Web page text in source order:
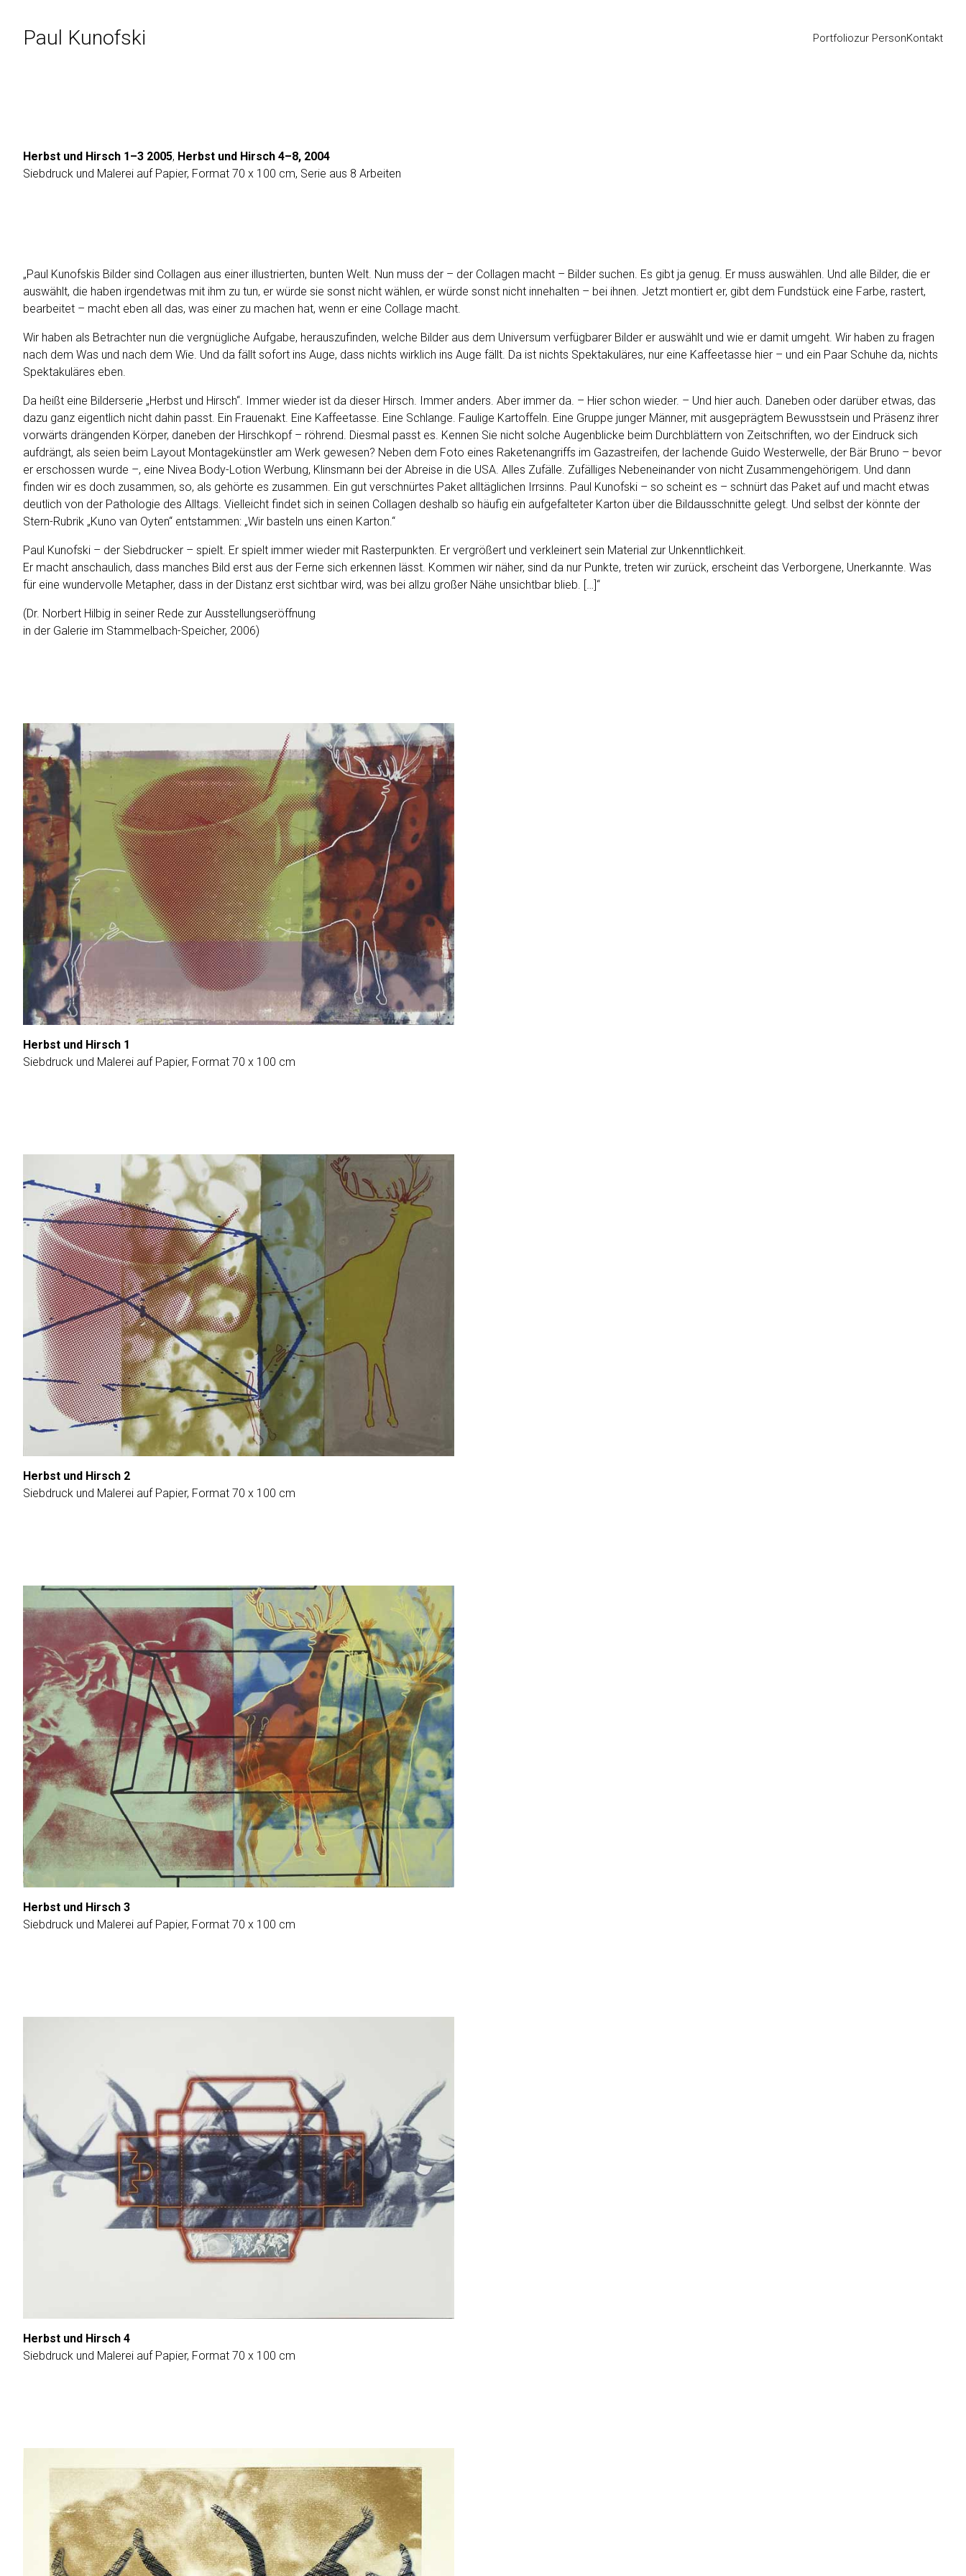
ContentPaul Kunofski Portfoliozur PersonKontakt
Herbst und Hirsch 1–3 2005, Herbst und Hirsch 4–8, 2004
Siebdruck und Malerei auf Papier, Format 70 x 100 cm, Serie aus 8 Arbeiten
„Paul Kunofskis Bilder sind Collagen aus einer ­illustrierten, bunten Welt. Nun muss der – der ­Collagen macht – Bilder suchen. Es gibt ja genug. Er muss auswählen. Und alle Bilder, die er
auswählt, die haben irgendetwas mit ihm zu tun, er würde sie sonst nicht wählen, er würde sonst nicht innehalten – bei ihnen. Jetzt montiert er, gibt dem Fundstück eine Farbe, rastert,
bearbeitet – macht eben all das, was einer zu machen hat, wenn er eine Collage macht.
Wir haben als Betrachter nun die vergnügliche Aufgabe, herauszufinden, welche Bilder aus dem Universum verfügbarer Bilder er auswählt und wie er damit umgeht. Wir haben zu fragen
nach dem Was und nach dem Wie. Und da fällt sofort ins Auge, dass nichts wirklich ins Auge fällt. Da ist nichts Spektakuläres, nur eine Kaffeetasse hier – und ein Paar Schuhe da, nichts
Spektakuläres eben.
Da heißt eine Bilderserie „Herbst und Hirsch“. Immer wieder ist da dieser Hirsch. Immer anders. Aber immer da. – Hier schon wieder. – Und hier auch. Daneben oder darüber etwas, das
dazu ganz eigentlich nicht dahin passt. Ein Frauenakt. Eine Kaffeetasse. Eine Schlange. Faulige Kartoffeln. Eine Gruppe junger Männer, mit ausgeprägtem Bewusstsein und Präsenz ihrer
vorwärts drängenden Körper, daneben der Hirschkopf – röhrend. Diesmal passt es. Kennen Sie nicht solche Augenblicke beim Durch­blättern von Zeitschriften, wo der Eindruck sich
aufdrängt, als seien beim Layout Montagekünstler am Werk gewesen? Neben dem Foto eines Raketenangriffs im Gazastreifen, der lachende Guido Wester­welle, der Bär Bruno – bevor
er erschossen wurde –, eine Nivea Body-Lotion Werbung, Klinsmann bei der Abreise in die USA. Alles Zufälle. Zufälliges Nebeneinander von nicht Zusammengehörigem. Und dann
finden wir es doch zusammen, so, als gehörte es zusammen. Ein gut verschnürtes Paket alltäglichen Irrsinns. Paul Kunofski – so scheint es – schnürt das Paket auf und macht etwas
deutlich von der Pathologie des Alltags. Vielleicht findet sich in seinen Collagen deshalb so häufig ein aufgefalteter Karton über die Bildausschnitte gelegt. Und selbst der könnte der
Stern-Rubrik „Kuno van Oyten“ entstammen: „Wir basteln uns einen Karton.“
Paul Kunofski – der Siebdrucker – spielt. Er spielt immer wieder mit Rasterpunkten. Er vergrößert und verkleinert sein Material zur Unkenntlichkeit.
Er macht anschaulich, dass manches Bild erst aus der Ferne sich erkennen lässt. Kommen wir näher, sind da nur Punkte, treten wir zurück, erscheint das Verborgene, Unerkannte. Was
für eine wundervolle Metapher, dass in der Distanz erst sichtbar wird, was bei allzu großer Nähe unsichtbar blieb. […]“
(Dr. Norbert Hilbig in seiner Rede zur Ausstellungseröffnung
in der Galerie im Stammelbach-Speicher, 2006)
Herbst und Hirsch 1
Siebdruck und Malerei auf Papier, Format 70 x 100 cm
Herbst und Hirsch 2
Siebdruck und Malerei auf Papier, Format 70 x 100 cm
Herbst und Hirsch 3
Siebdruck und Malerei auf Papier, Format 70 x 100 cm
Herbst und Hirsch 4
Siebdruck und Malerei auf Papier, Format 70 x 100 cm